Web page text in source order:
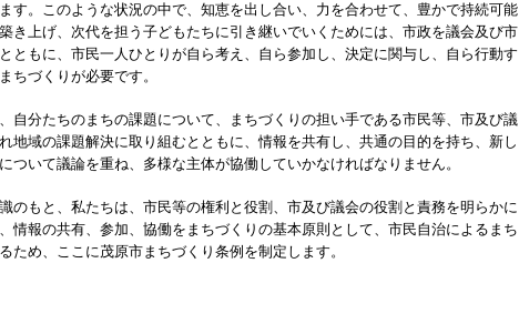
す。このような状況の中で、知恵を出し合い、力を合わせて、豊かで持続可能
き上げ、次代を担う子どもたちに引き継いでいくためには、市政を議会及び市
ともに、市民一人ひとりが自ら考え、自ら参加し、決定に関与し、自ら行動す
ちづくりが必要です。
自分たちのまちの課題について、まちづくりの担い手である市民等、市及び議
地域の課題解決に取り組むとともに、情報を共有し、共通の目的を持ち、新し
ついて議論を重ね、多様な主体が協働していかなければなりません。
のもと、私たちは、市民等の権利と役割、市及び議会の役割と責務を明らかに
情報の共有、参加、協働をまちづくりの基本原則として、市民自治によるまち
ため、ここに茂原市まちづくり条例を制定します。